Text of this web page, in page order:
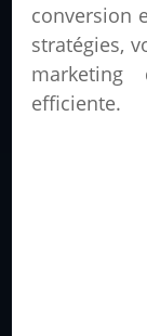
conversion
stratégies,
efficiente.